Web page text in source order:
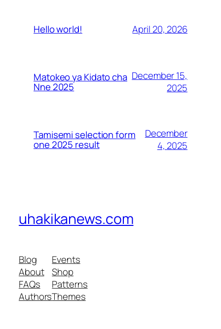
Hello world! April 20, 2026
Matokeo ya Kidato cha
Nne 2025
December 15,
2025
Tamisemi selection form
one 2025 result
December
4, 2025
uhakikanews.com
Blog
About
FAQs
Authors
Events
Shop
Patterns
Themes